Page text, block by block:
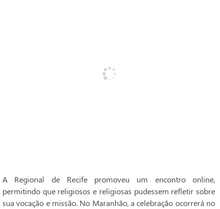
A Regional de Recife promoveu um encontro online,
permitindo que religiosos e religiosas pudessem refletir sobre
sua vocação e missão. No Maranhão, a celebração ocorrerá no